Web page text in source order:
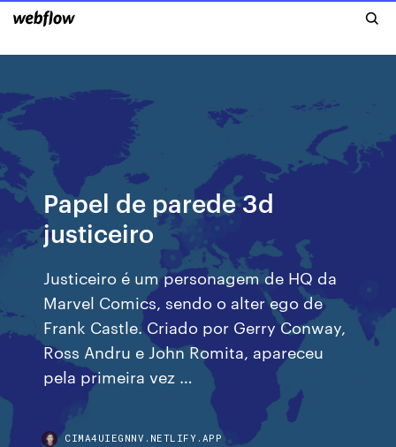
Papel de parede 3d
justiceiro
Justiceiro é um personagem de HQ da
Marvel Comics, sendo o alter ego de
Frank Castle. Criado por Gerry Conway,
Ross Andru e John Romita, apareceu
pela primeira vez …
CIMA4UIEGNNV.NETLIFY.APP